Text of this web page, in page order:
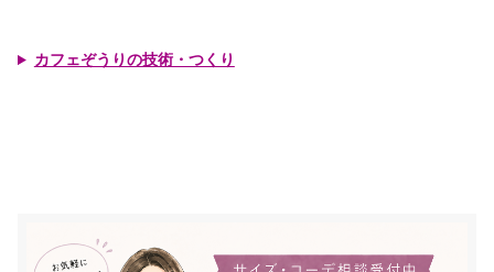
カフェぞうりの技術・つくり